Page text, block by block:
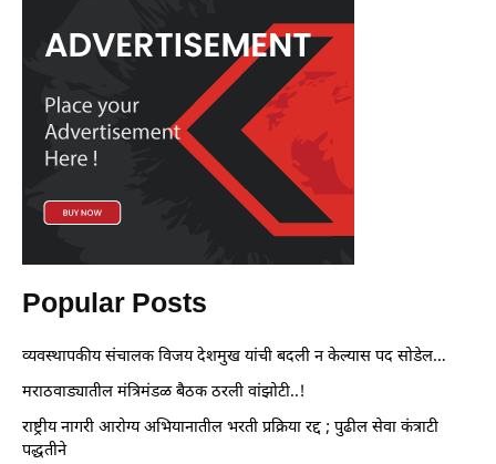
Popular Posts
व्यवस्थापकीय संचालक विजय देशमुख यांची बदली न केल्यास पद सोडेल…
मराठवाड्यातील मंत्रिमंडळ बैठक ठरली वांझोटी..!
राष्ट्रीय नागरी आरोग्य अभियानातील भरती प्रक्रिया रद्द ; पुढील सेवा कंत्राटी
पद्धतीने